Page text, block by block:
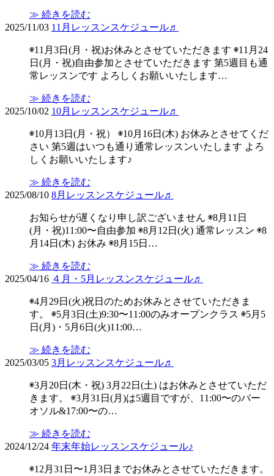
≫ 続きを読む
2025/11/03 11月レッスンスケジュール♬
◉11月3日(月・祝)お休みとさせていただきます ◉11月24
日(月・祝)自由参加とさせていただきます 第5週目も通
常レッスンです よろしくお願いいたします…
≫ 続きを読む
2025/10/02 10月レッスンスケジュール♬
◉10月13日(月・祝） ◉10月16日(木) お休みとさせてくだ
さい 第5週はいつも通り通常レッスンいたします よろ
しくお願いいたします♪
≫ 続きを読む
2025/08/10 8月レッスンスケジュール♬
お知らせが遅くなり申し訳ございません ◉8月11日
(月・祝)11:00〜自由参加 ◉8月12日(火) 通常レッスン ◉8
月14日(木) お休み ◉8月15日…
≫ 続きを読む
2025/04/16 ４月・5月レッスンスケジュール♬
◉4月29日(火)祝日のためお休みとさせていただきま
す。 ◉5月3日(土)9:30〜11:00のみオープンクラス ◉5月5
日(月)・5月6日(火)11:00…
≫ 続きを読む
2025/03/05 3月レッスンスケジュール♬
◉3月20日(木・祝) 3月22日(土) はお休みとさせていただ
きます。 ◉3月31日(月)は5週目ですが、11:00〜のバー
オソル&17:00〜の…
≫ 続きを読む
2024/12/24 年末年始レッスンスケジュール♪
◉12月31日〜1月3日までお休みとさせていただきます。